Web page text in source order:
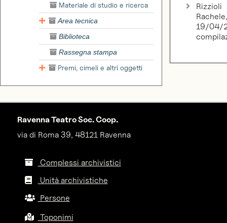
Materiale di studio e ricerca
Area tecnica
Biblioteca
Rassegna stampa
Premi, cimeli e altri oggetti
Rizzioli
Rachele,
19/04/
Ravenna Teatro Soc. Coop.
via di Roma 39, 48121 Ravenna
Complessi archivistici
Unità archivistiche
Persone
Toponimi